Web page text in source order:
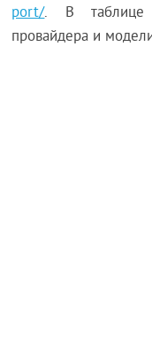
port/. В таблице
провайдера и